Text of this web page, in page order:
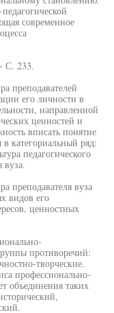
современное
С. 233.
преподавателей
его личности в
направленной
ценностей и
вписать понятие
категориальный ряд:
педагогического
вуза.
преподавателя вуза
видов его
ценностных
противоречий:
творческие.
профессионально-
объединения таких